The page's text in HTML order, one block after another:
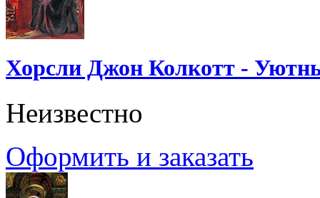
Хорсли Джон Колкотт -
Неизвестно
Оформить и заказать